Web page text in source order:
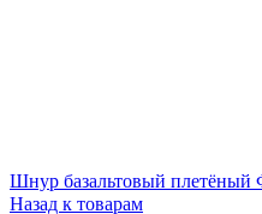
Шнур базальтовый плетёный
Назад к товарам